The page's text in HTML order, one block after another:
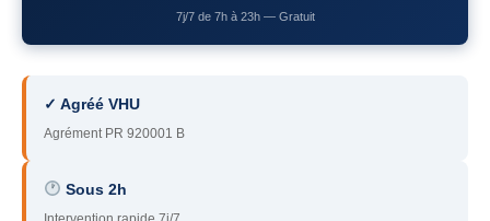
– Hauts-de-Seine
93– Seine-Saint-Denis
94 – Val-de-Marne
95– Val d’Oise
91 – Essonne
7j/7 de 7h à 23h — Gratuit
✓ Agréé VHU
Agrément PR 920001 B
Sous 2h